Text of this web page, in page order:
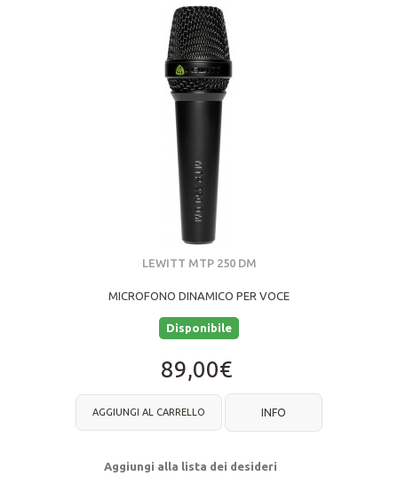
LEWITT MTP 250 DM
MICROFONO DINAMICO PER VOCE
Disponibile
89,00€
AGGIUNGI AL CARRELLO INFO
Aggiungi alla lista dei desideri